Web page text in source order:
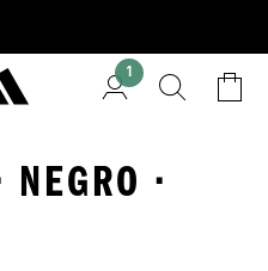
1
NEGRO ·